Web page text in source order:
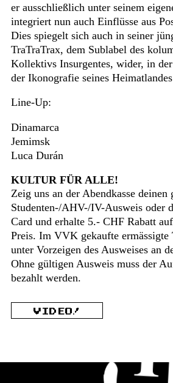
er ausschließlich unter seinem
integriert nun auch Einflüsse aus
Dies spiegelt sich auch in seiner
TraTraTrax, dem Sublabel des
Kollektivs Insurgentes, wider, in
der Ikonografie seines
Line-Up:
Dinamarca
Jemimsk
Luca Durán
KULTUR FÜR ALLE!
Zeig uns an der Abendkasse deinen
Studenten-/AHV-/IV-Ausweis oder
Card und erhalte 5.- CHF Rabatt
Preis. Im VVK gekaufte
unter Vorzeigen des Ausweises an
Ohne gültigen Ausweis muss der
bezahlt werden.
VIDEO!